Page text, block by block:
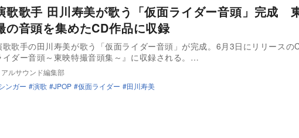
歌歌手 田川寿美が歌う「仮面ライダー音頭」完成
の音頭を集めたCD作品に収録
歌歌手の田川寿美が歌う「仮面ライダー音頭」が完成。6月3日にリリースの
イダー音頭～東映特撮音頭集～』に収録される。…
アルサウンド編集部
ンガー
演歌 JPOP 仮面ライダー 田川寿美